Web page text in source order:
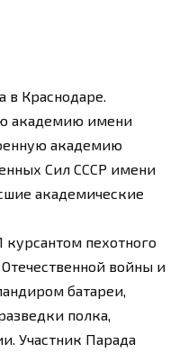
в Краснодаре.
академию имени
академию
Сил СССР имени
академические
курсантом пехотного
войны и
батареи,
полка,
Участник Парада